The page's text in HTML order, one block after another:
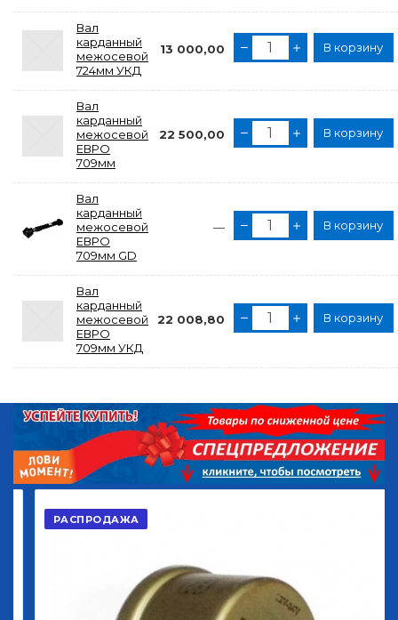
Вал
карданный
межосевой
724мм УКД
13 000,00 В корзину
Вал
карданный
межосевой
ЕВРО
709мм
22 500,00 В корзину
Вал
карданный
межосевой
ЕВРО
709мм GD
— В корзину
Вал
карданный
межосевой
ЕВРО
709мм УКД
22 008,80 В корзину
РАСПРОДАЖА